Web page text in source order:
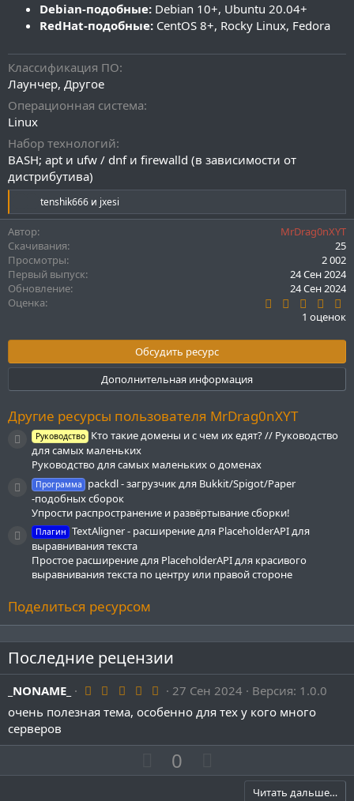
Debian-подобные: Debian 10+, Ubuntu 20.04+
RedHat-подобные: CentOS 8+, Rocky Linux, Fedora
Классификация ПО
Лаунчер Другое
Операционная система
Linux
Набор технологий
BASH; apt и ufw / dnf и firewalld (в зависимости от
дистрибутива)
Р
е
ц
и
и
:
tenshik666 и jxesi
Автор
MrDrag0nXYT
Скачивания
25
Просмотры
2 002
Первый выпуск
24 Сен 2024
Обновление
24 Сен 2024
Оценка
0
0
в
ё
з
1 оценок
Обсудить ресурс
Дополнительная информация
Другие ресурсы пользователя MrDrag0nXYT
Иконка ресурса
Руководство Кто такие домены и с чем их едят? // Руководство
для самых маленьких
Руководство для самых маленьких о доменах
Иконка ресурса
Программа
packdl - загрузчик для Bukkit/Spigot/Paper
-подобных сборок
Упрости распространение и развёртывание сборки!
Иконка ресурса
Плагин TextAligner - расширение для PlaceholderAPI для
выравнивания текста
Простое расширение для PlaceholderAPI для красивого
выравнивания текста по центру или правой стороне
Поделиться ресурсом
Последние рецензии
_NONAME_ 5
0
в
з
27 Сен 2024
Версия: 1.0.0
очень полезная тема, особенно для тех у кого много
серверов
П
о
0
е
Читать дальше…